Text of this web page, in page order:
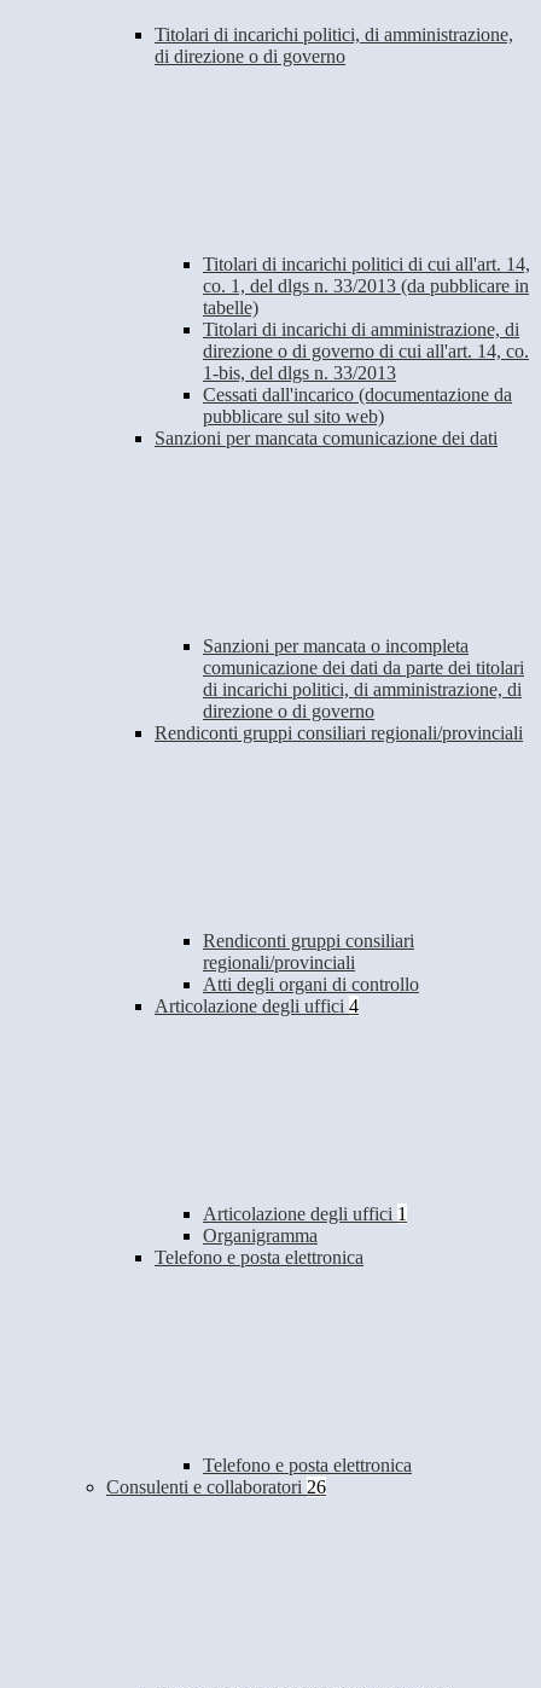
Titolari di incarichi politici, di amministrazione,
di direzione o di governo
Titolari di incarichi politici di cui all'art. 14,
co. 1, del dlgs n. 33/2013 (da pubblicare in
tabelle)
Titolari di incarichi di amministrazione, di
direzione o di governo di cui all'art. 14, co.
1-bis, del dlgs n. 33/2013
Cessati dall'incarico (documentazione da
pubblicare sul sito web)
Sanzioni per mancata comunicazione dei dati
Sanzioni per mancata o incompleta
comunicazione dei dati da parte dei titolari
di incarichi politici, di amministrazione, di
direzione o di governo
Rendiconti gruppi consiliari regionali/provinciali
Rendiconti gruppi consiliari
regionali/provinciali
Atti degli organi di controllo
Articolazione degli uffici 4
Articolazione degli uffici 1
Organigramma
Telefono e posta elettronica
Telefono e posta elettronica
Consulenti e collaboratori 26